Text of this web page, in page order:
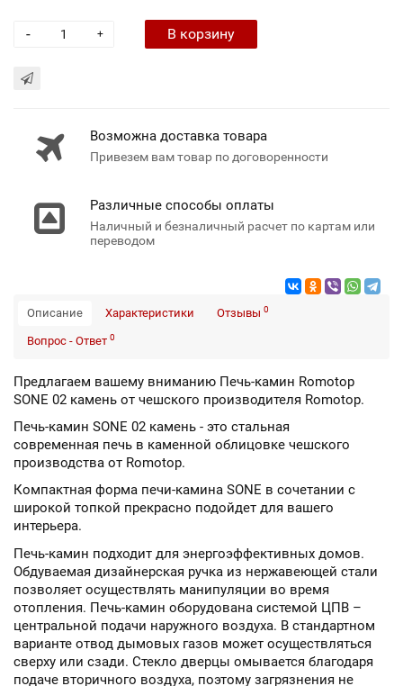
+
- В корзину
Возможна доставка товара
Привезем вам товар по договоренности
Различные способы оплаты
Наличный и безналичный расчет по картам или
переводом
Описание Характеристики Отзывы 0
Вопрос - Ответ 0
Предлагаем вашему вниманию Печь-камин Romotop
SONE 02 камень от чешского производителя Romotop.
Печь-камин SONE 02 камень - это стальная
современная печь в каменной облицовке чешского
производства от Romotop.
Компактная форма печи-камина SONE в сочетании с
широкой топкой прекрасно подойдет для вашего
интерьера.
Печь-камин подходит для энергоэффективных домов.
Обдуваемая дизайнерская ручка из нержавеющей стали
позволяет осуществлять манипуляции во время
отопления. Печь-камин оборудована системой ЦПВ –
центральной подачи наружного воздуха. В стандартном
варианте отвод дымовых газов может осуществляться
сверху или сзади. Стекло дверцы омывается благодаря
подаче вторичного воздуха, поэтому загрязнения не